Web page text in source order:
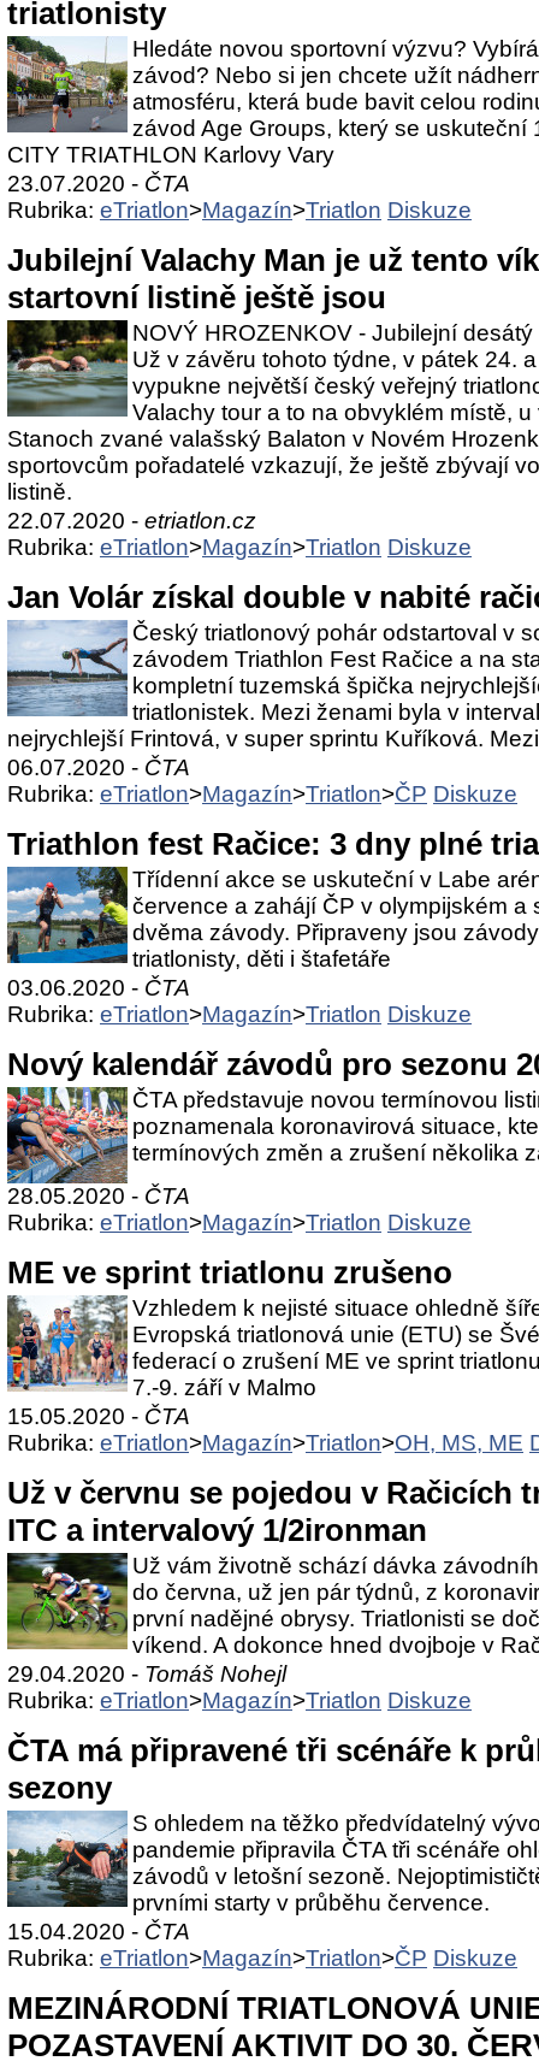
triatlonisty
Hledáte novou sportovní výzvu?
závod? Nebo si jen chcete užít
atmosféru, která bude bavit celou
závod Age Groups, který se uskuteční
CITY TRIATHLON Karlovy Vary
23.07.2020 - ČTA
Rubrika: eTriatlon>Magazín>Triatlon Diskuze
Jubilejní Valachy Man je už tento
startovní listině ještě jsou
NOVÝ HROZENKOV - Jubilejní
Už v závěru tohoto týdne, v pátek 24.
vypukne největší český veřejný
Valachy tour a to na obvyklém místě,
Stanoch zvané valašský Balaton v Novém
sportovcům pořadatelé vzkazují, že ještě zbývají
listině.
22.07.2020 - etriatlon.cz
Rubrika: eTriatlon>Magazín>Triatlon Diskuze
Jan Volár získal double v nabité
Český triatlonový pohár odstartoval v
závodem Triathlon Fest Račice a na
kompletní tuzemská špička
triatlonistek. Mezi ženami byla v
nejrychlejší Frintová, v super sprintu Kuříková.
06.07.2020 - ČTA
Rubrika: eTriatlon>Magazín>Triatlon>ČP Diskuze
Triathlon fest Račice: 3 dny plné
Třídenní akce se uskuteční v Labe
července a zahájí ČP v olympijském a
dvěma závody. Připraveny jsou
triatlonisty, děti i štafetáře
03.06.2020 - ČTA
Rubrika: eTriatlon>Magazín>Triatlon Diskuze
Nový kalendář závodů pro sezonu
ČTA představuje novou termínovou
poznamenala koronavirová situace,
termínových změn a zrušení několika
28.05.2020 - ČTA
Rubrika: eTriatlon>Magazín>Triatlon Diskuze
ME ve sprint triatlonu zrušeno
Vzhledem k nejisté situace ohledně
Evropská triatlonová unie (ETU) se
federací o zrušení ME ve sprint
7.-9. září v Malmo
15.05.2020 - ČTA
Rubrika: eTriatlon>Magazín>Triatlon>OH, MS, ME
Už v červnu se pojedou v Račicích
ITC a intervalový 1/2ironman
Už vám životně schází dávka
do června, už jen pár týdnů, z
první nadějné obrysy. Triatlonisti se
víkend. A dokonce hned dvojboje v
29.04.2020 - Tomáš Nohejl
Rubrika: eTriatlon>Magazín>Triatlon Diskuze
ČTA má připravené tři scénáře k
sezony
S ohledem na těžko předvídatelný
pandemie připravila ČTA tři scénáře
závodů v letošní sezoně.
prvními starty v průběhu července.
15.04.2020 - ČTA
Rubrika: eTriatlon>Magazín>Triatlon>ČP Diskuze
MEZINÁRODNÍ TRIATLONOVÁ
POZASTAVENÍ AKTIVIT DO 30.